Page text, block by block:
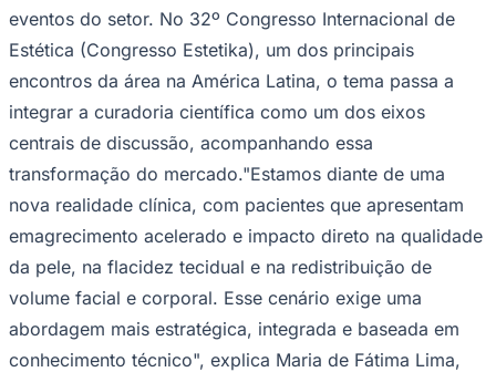
eventos do setor. No 32º Congresso Internacional de
Estética (Congresso Estetika), um dos principais
encontros da área na América Latina, o tema passa a
integrar a curadoria científica como um dos eixos
centrais de discussão, acompanhando essa
transformação do mercado."Estamos diante de uma
nova realidade clínica, com pacientes que apresentam
emagrecimento acelerado e impacto direto na qualidade
da pele, na flacidez tecidual e na redistribuição de
volume facial e corporal. Esse cenário exige uma
abordagem mais estratégica, integrada e baseada em
conhecimento técnico", explica Maria de Fátima Lima,